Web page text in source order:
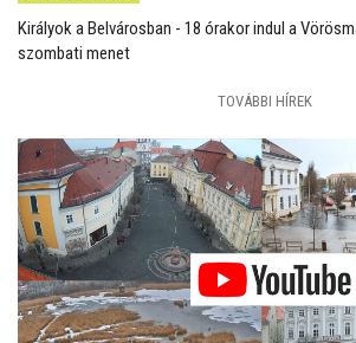
Királyok a Belvárosban - 18 órakor indul a
szombati menet
TOVÁBBI HÍREK